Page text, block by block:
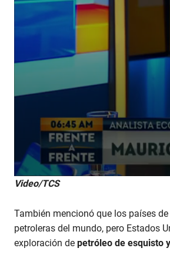
0
s
c
o
n
d
s
Video/TCS
También mencionó que los países
petroleras del mundo, pero Estados
exploración de petróleo de esquisto